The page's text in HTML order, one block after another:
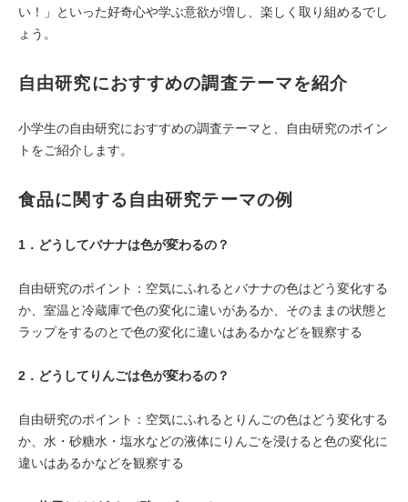
い！」といった好奇心や学ぶ意欲が増し、楽しく取り組めるでし
ょう。
自由研究におすすめの調査テーマを紹介
小学生の自由研究におすすめの調査テーマと、自由研究のポイン
トをご紹介します。
食品に関する自由研究テーマの例
1． どうしてバナナは色が変わるの？
自由研究のポイント：空気にふれるとバナナの色はどう変化する
か、室温と冷蔵庫で色の変化に違いがあるか、そのままの状態と
ラップをするのとで色の変化に違いはあるかなどを観察する
2． どうしてりんごは色が変わるの？
自由研究のポイント：空気にふれるとりんごの色はどう変化する
か、水・砂糖水・塩水などの液体にりんごを浸けると色の変化に
違いはあるかなどを観察する